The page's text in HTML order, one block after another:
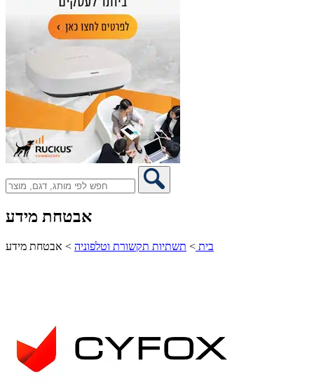
אבטחת מידע
בית > תשתיות תקשורת וטלפוניה > אבטחת מידע